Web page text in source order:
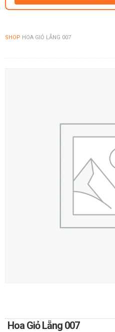
SHOP HOA GIỎ LẴNG 007
Hoa Giỏ Lẵng 007
CHỦ ĐỀ
DỊCH VỤ GỬI ĐIỆN HOA VỀ